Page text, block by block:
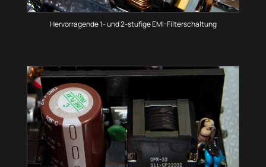
Hervorragende 1- und 2-stufige EMI-Filterschaltung